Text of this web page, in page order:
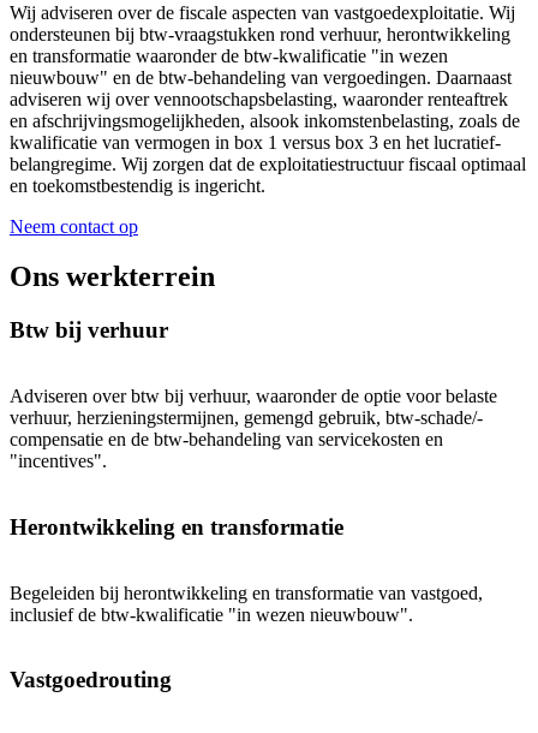
Wij adviseren over de fiscale aspecten van vastgoedexploitatie. Wij
ondersteunen bij btw-vraagstukken rond verhuur, herontwikkeling
en transformatie waaronder de btw-kwalificatie "in wezen
nieuwbouw" en de btw-behandeling van vergoedingen. Daarnaast
adviseren wij over vennootschapsbelasting, waaronder renteaftrek
en afschrijvingsmogelijkheden, alsook inkomstenbelasting, zoals de
kwalificatie van vermogen in box 1 versus box 3 en het lucratief-
belangregime. Wij zorgen dat de exploitatiestructuur fiscaal optimaal
en toekomstbestendig is ingericht.
Neem contact op
Ons werkterrein
Btw bij verhuur
Adviseren over btw bij verhuur, waaronder de optie voor belaste
verhuur, herzieningstermijnen, gemengd gebruik, btw-schade/-
compensatie en de btw-behandeling van servicekosten en
"incentives".
Herontwikkeling en transformatie
Begeleiden bij herontwikkeling en transformatie van vastgoed,
inclusief de btw-kwalificatie "in wezen nieuwbouw".
Vastgoedrouting